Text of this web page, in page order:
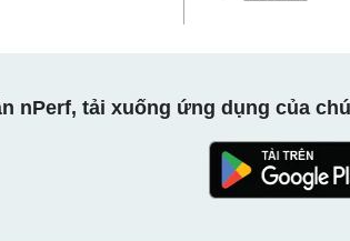
nPerf, tải xuống ứng dụng của